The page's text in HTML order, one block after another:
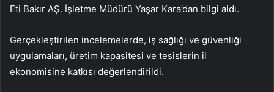
Eti Bakır AŞ. İşletme Müdürü Yaşar Kara’dan bilgi aldı.
Gerçekleştirilen incelemelerde, iş sağlığı ve güvenliği
uygulamaları, üretim kapasitesi ve tesislerin il
ekonomisine katkısı değerlendirildi.